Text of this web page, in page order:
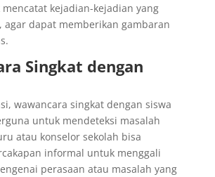
kejadian-kejadian yang
agar dapat memberikan gambaran
Singkat dengan
wawancara singkat dengan siswa
untuk mendeteksi masalah
atau konselor sekolah bisa
informal untuk menggali
perasaan atau masalah yang